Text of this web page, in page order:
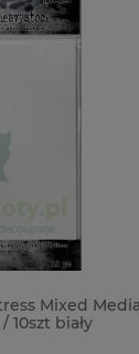
Mixed Media
biały